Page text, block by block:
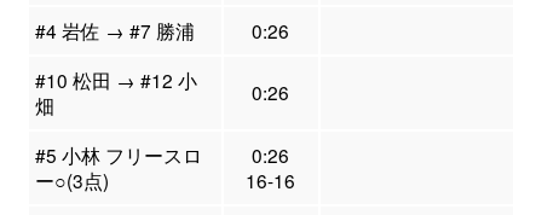
#4 岩佐 → #7 勝浦
0:26
#10 松田 → #12 小
畑
0:26
#5 小林 フリースロ
ー○(3点)
0:26
16-16